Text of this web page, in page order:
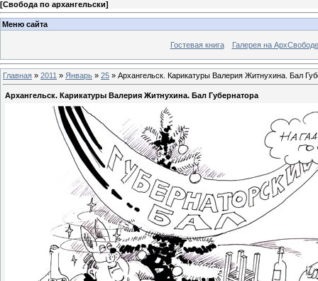
[Свобода по архангельски]
Меню сайта
Гостевая книга Галерея на АрхСвободе
Главная » 2011 » Январь » 25 » Архангельск. Карикатуры Валерия Житнухина. Бал
Архангельск. Карикатуры Валерия Житнухина. Бал Губернатора